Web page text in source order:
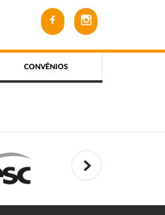
CONVÊNIOS